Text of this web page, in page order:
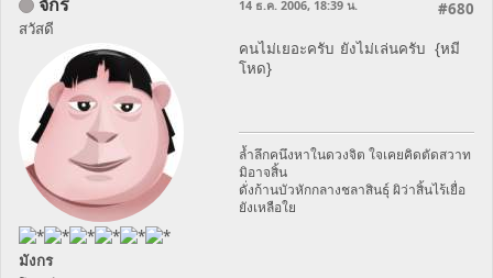
สวัสดี
มังกร
#680
14 ธ.ค. 2006, 18:39 น.
คนไม่เยอะครับ ยังไม่เล่นครับ {หมี
โหด}
ล้ำลึกคนึงหาในดวงจิต ใจเคยคิดตัดสวาท
มิอาจสิ้น
ดั่งก้านบัวหักกลางชลาสินธุ์ ผิว่าสิ้นไร้เยื่อ
ยังเหลือใย